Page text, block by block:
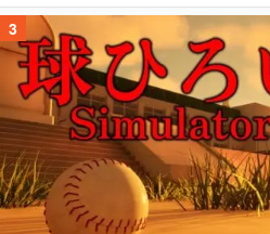
3